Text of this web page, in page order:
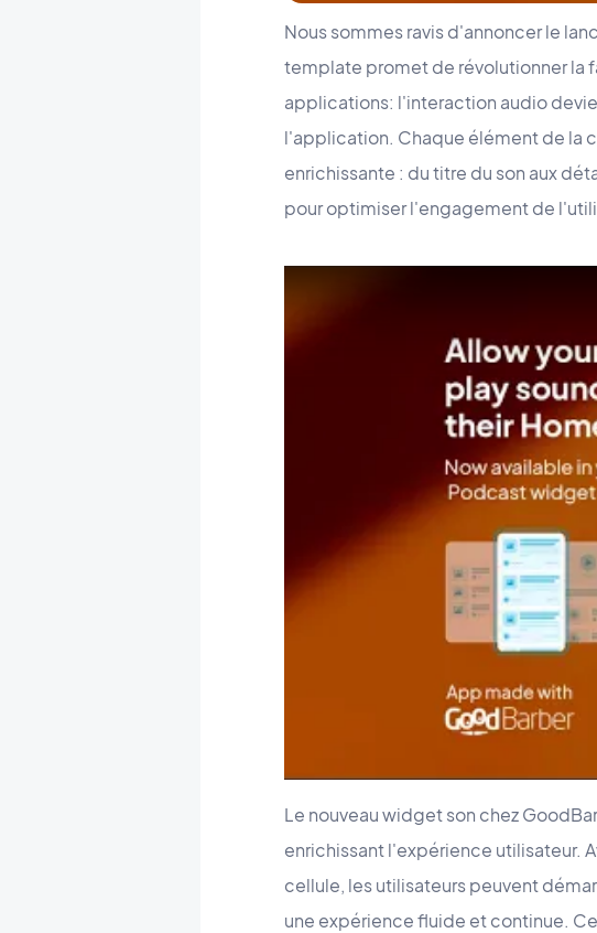
Nous sommes ravis d'annoncer le
template promet de révolutionner la
applications: l'interaction audio
l'application. Chaque élément de la
enrichissante : du titre du son aux
pour optimiser l'engagement de
Le nouveau widget son chez
enrichissant l'expérience utilisateur.
cellule, les utilisateurs peuvent
une expérience fluide et continue.